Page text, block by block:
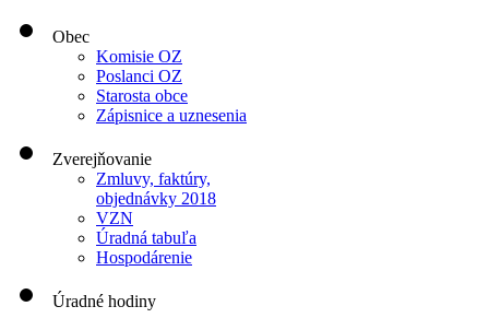
Obec
Komisie OZ
Poslanci OZ
Starosta obce
Zápisnice a uznesenia
Zverejňovanie
Zmluvy, faktúry,
objednávky 2018
VZN
Úradná tabuľa
Hospodárenie
Úradné hodiny